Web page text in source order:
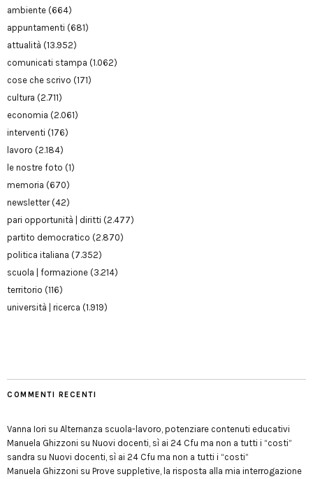
ambiente (664)
appuntamenti (681)
attualità (13.952)
comunicati stampa (1.062)
cose che scrivo (171)
cultura (2.711)
economia (2.061)
interventi (176)
lavoro (2.184)
le nostre foto (1)
memoria (670)
newsletter(42)
pari opportunità | diritti (2.477)
partito democratico (2.870)
politica italiana (7.352)
scuola | formazione (3.214)
territorio (116)
università | ricerca (1.919)
COMMENTI RECENTI
Vanna Iori su Alternanza scuola-lavoro, potenziare contenuti educativi
Manuela Ghizzoni su Nuovi docenti, sì ai 24 Cfu ma non a tutti i “costi”
sandra su Nuovi docenti, sì ai 24 Cfu ma non a tutti i “costi”
Manuela Ghizzoni su Prove suppletive, la risposta alla mia interrogazione